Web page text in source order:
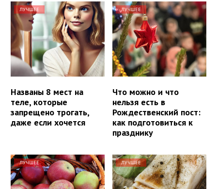
ЛУЧШЕЕ
Названы 8 мест на
теле, которые
запрещено трогать,
даже если хочется
ЛУЧШЕЕ
Что можно и что
нельзя есть в
Рождественский пост:
как подготовиться к
празднику
ЛУЧШЕЕ ЛУЧШЕЕ